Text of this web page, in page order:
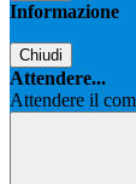
Informazione
Chiudi
Attendere...
Attendere il